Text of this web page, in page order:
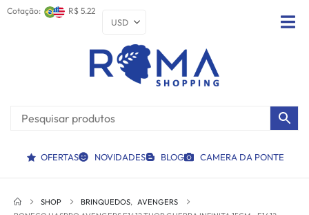
Cotação: R$ 5.22
OFERTAS NOVIDADES BLOG CAMERA DA PONTE
SHOP BRINQUEDOS, AVENGERS